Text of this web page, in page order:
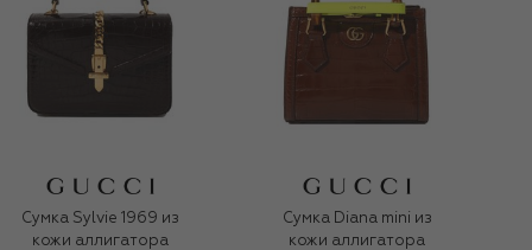
Сумка Sylvie 1969 из
кожи аллигатора
Сумка Diana mini из
кожи аллигатора